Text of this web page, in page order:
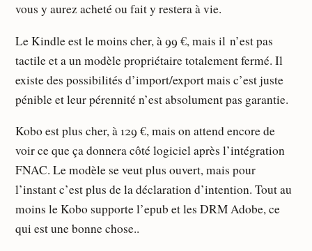
vous y aurez acheté ou fait y restera à vie.
Le Kindle est le moins cher, à 99 €, mais il n’est pas
tactile et a un modèle propriétaire totalement fermé. Il
existe des possibilités d’import/export mais c’est juste
pénible et leur pérennité n’est absolument pas garantie.
Kobo est plus cher, à 129 €, mais on attend encore de
voir ce que ça donnera côté logiciel après l’intégration
FNAC. Le modèle se veut plus ouvert, mais pour
l’instant c’est plus de la déclaration d’intention. Tout au
moins le Kobo supporte l’epub et les DRM Adobe, ce
qui est une bonne chose..